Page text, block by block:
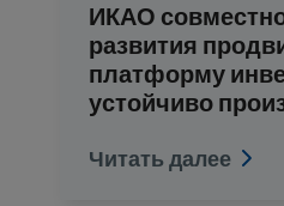
ИКАО
развития
платформу
устойчиво
Читать далее